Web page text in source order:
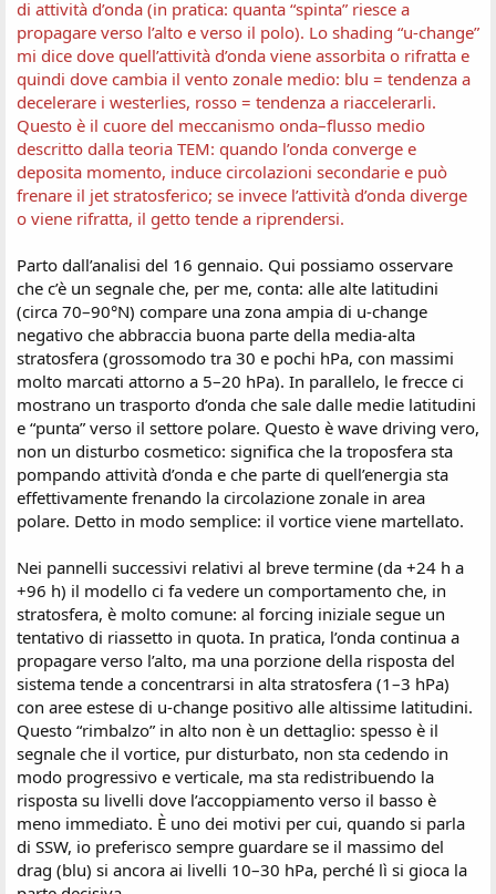
di attività d’onda (in pratica: quanta “spinta” riesce a
propagare verso l’alto e verso il polo). Lo shading “u-change”
mi dice dove quell’attività d’onda viene assorbita o rifratta e
quindi dove cambia il vento zonale medio: blu = tendenza a
decelerare i westerlies, rosso = tendenza a riaccelerarli.
Questo è il cuore del meccanismo onda–flusso medio
descritto dalla teoria TEM: quando l’onda converge e
deposita momento, induce circolazioni secondarie e può
frenare il jet stratosferico; se invece l’attività d’onda diverge
o viene rifratta, il getto tende a riprendersi.
Parto dall’analisi del 16 gennaio. Qui possiamo osservare
che c’è un segnale che, per me, conta: alle alte latitudini
(circa 70–90°N) compare una zona ampia di u-change
negativo che abbraccia buona parte della media-alta
stratosfera (grossomodo tra 30 e pochi hPa, con massimi
molto marcati attorno a 5–20 hPa). In parallelo, le frecce ci
mostrano un trasporto d’onda che sale dalle medie latitudini
e “punta” verso il settore polare. Questo è wave driving vero,
non un disturbo cosmetico: significa che la troposfera sta
pompando attività d’onda e che parte di quell’energia sta
effettivamente frenando la circolazione zonale in area
polare. Detto in modo semplice: il vortice viene martellato.
Nei pannelli successivi relativi al breve termine (da +24 h a
+96 h) il modello ci fa vedere un comportamento che, in
stratosfera, è molto comune: al forcing iniziale segue un
tentativo di riassetto in quota. In pratica, l’onda continua a
propagare verso l’alto, ma una porzione della risposta del
sistema tende a concentrarsi in alta stratosfera (1–3 hPa)
con aree estese di u-change positivo alle altissime latitudini.
Questo “rimbalzo” in alto non è un dettaglio: spesso è il
segnale che il vortice, pur disturbato, non sta cedendo in
modo progressivo e verticale, ma sta redistribuendo la
risposta su livelli dove l’accoppiamento verso il basso è
meno immediato. È uno dei motivi per cui, quando si parla
di SSW, io preferisco sempre guardare se il massimo del
drag (blu) si ancora ai livelli 10–30 hPa, perché lì si gioca la